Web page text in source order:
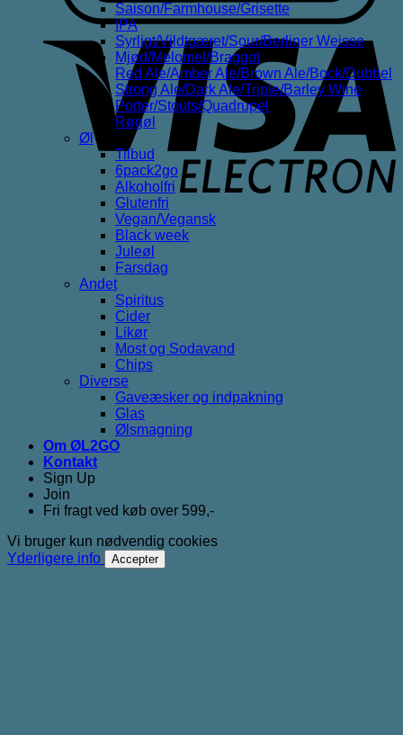
Saison/Farmhouse/Grisette
IPA
Syrligt/Vildtgæret/Sour/Berliner Weisse
Mjød/Melomel/Braggot
Red Ale/Amber Ale/Brown Ale/Bock/Dubbel
Strong Ale/Dark Ale/Triple/Barley Wine
Porter/Stouts/Quadrupel
Røgøl
Øl
Tilbud
6pack2go
Alkoholfri
Glutenfri
Vegan/Vegansk
Black week
Juleøl
Farsdag
Andet
Spiritus
Cider
Likør
Most og Sodavand
Chips
Diverse
Gaveæsker og indpakning
Glas
Ølsmagning
Om ØL2GO
Kontakt
Sign Up
Join
Fri fragt ved køb over 599,-
Vi bruger kun nødvendig cookies
Yderligere info
Accepter